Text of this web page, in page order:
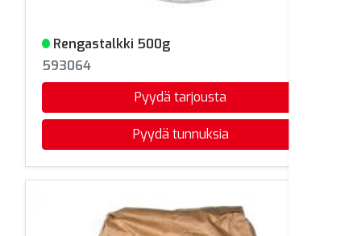
Varastossa
Rengastalkki 500g
593064
Pyydä tarjousta
Pyydä tunnuksia